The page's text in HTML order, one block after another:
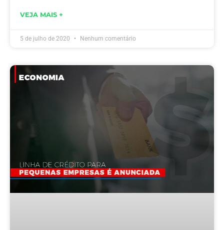
VEJA MAIS +
5 de julho de 2020 Nenhum comentário